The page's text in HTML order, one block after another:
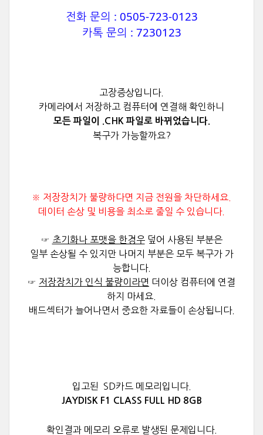
전화 문의 : 0505-723-0123
카톡 문의 : 7230123
고장증상입니다.
카메라에서 저장하고 컴퓨터에 연결해 확인하니
모든 파일이 .CHK 파일로 바뀌었습니다.
복구가 가능할까요?
※ 저장장치가 불량하다면 지금 전원을 차단하세요.
데이터 손상 및 비용을 최소로 줄일 수 있습니다.
☞ 초기화나 포맷을 한경우덮어 사용된 부분은
일부 손상될 수 있지만 나머지 부분은 모두 복구가 가
능합니다.
☞ 저장장치가 인식 불량이라면 더이상 컴퓨터에 연결
하지 마세요.
배드섹터가 늘어나면서 중요한 자료들이 손상됩니다.
입고된 SD카드 메모리입니다.
JAYDISK F1 CLASS FULL HD 8GB
확인결과 메모리 오류로 발생된 문제입니다.